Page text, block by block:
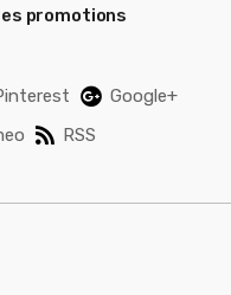
promotions
Google+
RSS